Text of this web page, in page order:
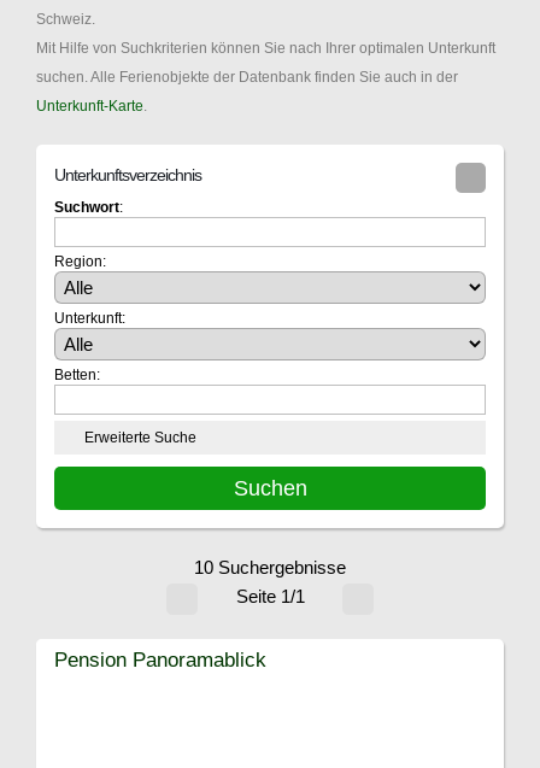
Schweiz.
Mit Hilfe von Suchkriterien können Sie nach Ihrer optimalen Unterkunft
suchen. Alle Ferienobjekte der Datenbank finden Sie auch in der
Unterkunft-Karte
Unterkunftsverzeichnis
Suchwort:
Region:
Unterkunft:
Betten:
Erweiterte Suche
10 Suchergebnisse
Seite 1/1
Pension Panoramablick